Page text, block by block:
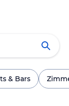
& Bars